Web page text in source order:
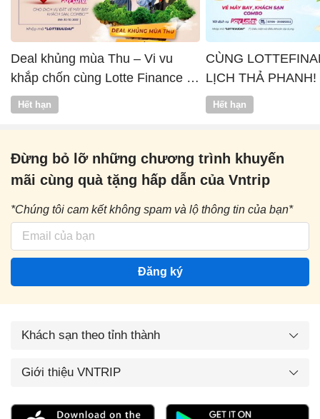
Deal khủng mùa Thu – Vi vu
khắp chốn cùng Lotte Finance x
Vntrip
Hết hạn
CÙNG
LỊCH THẢ PHANH!
Hết hạn
Đừng bỏ lỡ những chương trình khuyến
mãi cùng quà tặng hấp dẫn của Vntrip
*Chúng tôi cam kết không spam và lộ thông tin của bạn*
Đăng ký
Khách sạn theo tỉnh thành
Giới thiệu VNTRIP